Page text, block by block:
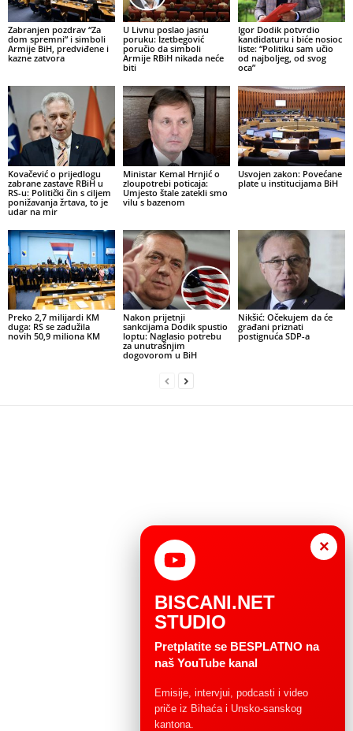
Zabranjen pozdrav “Za
dom spremni” i simboli
Armije BiH, predviđene i
kazne zatvora
U Livnu poslao jasnu
poruku: Izetbegović
poručio da simboli
Armije RBiH nikada neće
biti
Igor Dodik potvrdio
kandidaturu i biće nosioc
liste: “Politiku sam učio
od najboljeg, od svog
oca”
Kovačević o prijedlogu
zabrane zastave RBiH u
RS-u: Politički čin s ciljem
ponižavanja žrtava, to je
udar na mir
Ministar Kemal Hrnjić o
zloupotrebi poticaja:
Umjesto štale zatekli smo
vilu s bazenom
Usvojen zakon: Povećane
plate u institucijama BiH
Preko 2,7 milijardi KM
duga: RS se zadužila
novih 50,9 miliona KM
Nakon prijetnji
sankcijama Dodik spustio
loptu: Naglasio potrebu
za unutrašnjim
dogovorom u BiH
Nikšić: Očekujem da će
građani priznati
postignuća SDP-a
×
BISCANI.NET
STUDIO
Pretplatite se BESPLATNO na
naš YouTube kanal
Emisije, intervjui, podcasti i video
priče iz Bihaća i Unsko-sanskog
kantona.